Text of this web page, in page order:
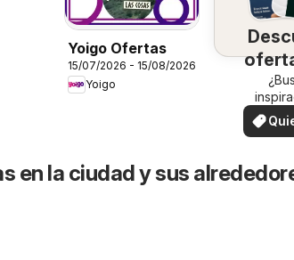
Yoigo Ofertas
15/07/2026 - 15/08/2026
Yoigo
su
¡Vea
en su
ver
en la ciudad y sus